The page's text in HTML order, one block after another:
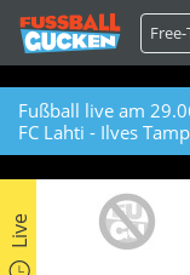
Free-
Fußball live am
FC Lahti - Ilves
Live